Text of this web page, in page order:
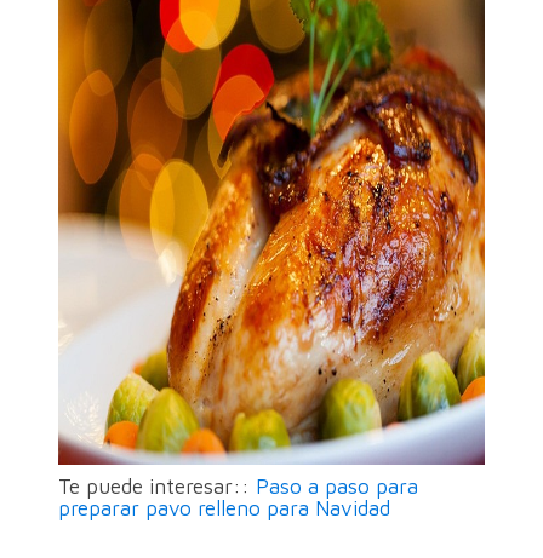
Te puede interesar:: Paso a paso para
preparar pavo relleno para Navidad